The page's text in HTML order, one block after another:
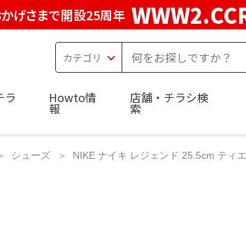
げさまで開設25周年
ラ Howto情
報
店舗・チラシ検
索
シューズ NIKE ナイキ レジェンド 25.5cm ティ